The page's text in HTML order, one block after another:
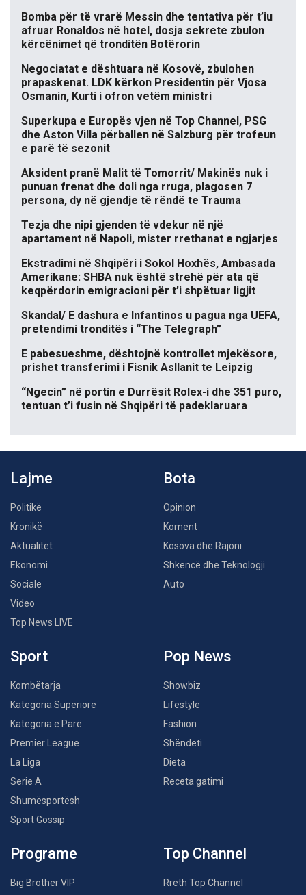
Bomba për të vrarë Messin dhe tentativa për t’iu
afruar Ronaldos në hotel, dosja sekrete zbulon
kërcënimet që tronditën Botërorin
Negociatat e dështuara në Kosovë, zbulohen
prapaskenat. LDK kërkon Presidentin për Vjosa
Osmanin, Kurti i ofron vetëm ministri
Superkupa e Europës vjen në Top Channel, PSG
dhe Aston Villa përballen në Salzburg për trofeun
e parë të sezonit
Aksident pranë Malit të Tomorrit/ Makinës nuk i
punuan frenat dhe doli nga rruga, plagosen 7
persona, dy në gjendje të rëndë te Trauma
Tezja dhe nipi gjenden të vdekur në një
apartament në Napoli, mister rrethanat e ngjarjes
Ekstradimi në Shqipëri i Sokol Hoxhës, Ambasada
Amerikane: SHBA nuk është strehë për ata që
keqpërdorin emigracioni për t’i shpëtuar ligjit
Skandal/ E dashura e Infantinos u pagua nga UEFA,
pretendimi tronditës i “The Telegraph”
E pabesueshme, dështojnë kontrollet mjekësore,
prishet transferimi i Fisnik Asllanit te Leipzig
“Ngecin” në portin e Durrësit Rolex-i dhe 351 puro,
tentuan t’i fusin në Shqipëri të padeklaruara
Lajme
Politikë
Kronikë
Aktualitet
Ekonomi
Sociale
Video
Top News LIVE
Bota
Opinion
Koment
Kosova dhe Rajoni
Shkencë dhe Teknologji
Auto
Sport
Kombëtarja
Kategoria Superiore
Kategoria e Parë
Premier League
La Liga
Serie A
Shumësportësh
Sport Gossip
Pop News
Showbiz
Lifestyle
Fashion
Shëndeti
Dieta
Receta gatimi
Programe
Big Brother VIP
Top Channel
Rreth Top Channel